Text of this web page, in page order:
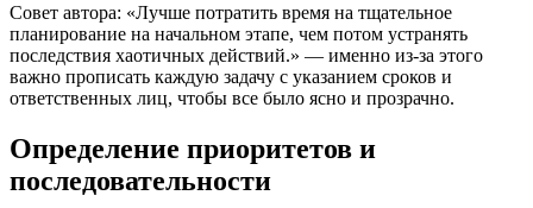
Совет автора: «Лучше потратить время на тщательное
планирование на начальном этапе, чем потом устранять
последствия хаотичных действий.» — именно из-за этого
важно прописать каждую задачу с указанием сроков и
ответственных лиц, чтобы все было ясно и прозрачно.
Определение приоритетов и
последовательности